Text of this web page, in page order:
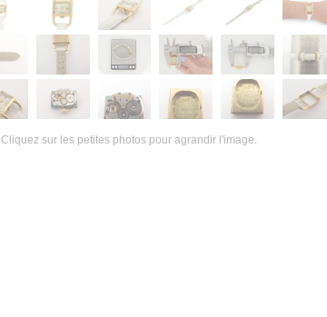
Cliquez sur les petites photos pour agrandir l'image.